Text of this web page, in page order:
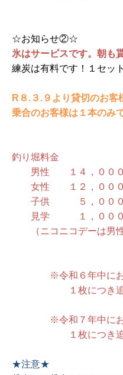
☆お知らせ②☆
氷はサービスです。朝も
練炭は有料です！１セッ
R８.３.９より貸切のお客
乗合のお客様は１本のみ
釣り堀料金
男性 １４，００
女性 １２，０００
子供 ５，０００
見学 １，０００
（ニコニコデーは男性
※令和６年中にお買
１枚につき追加料
※令和７年中にお買
１枚につき追加料
★注意★